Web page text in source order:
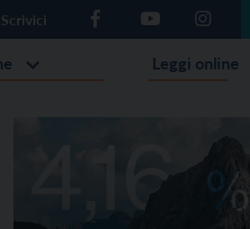
Scrivici
Leggi online